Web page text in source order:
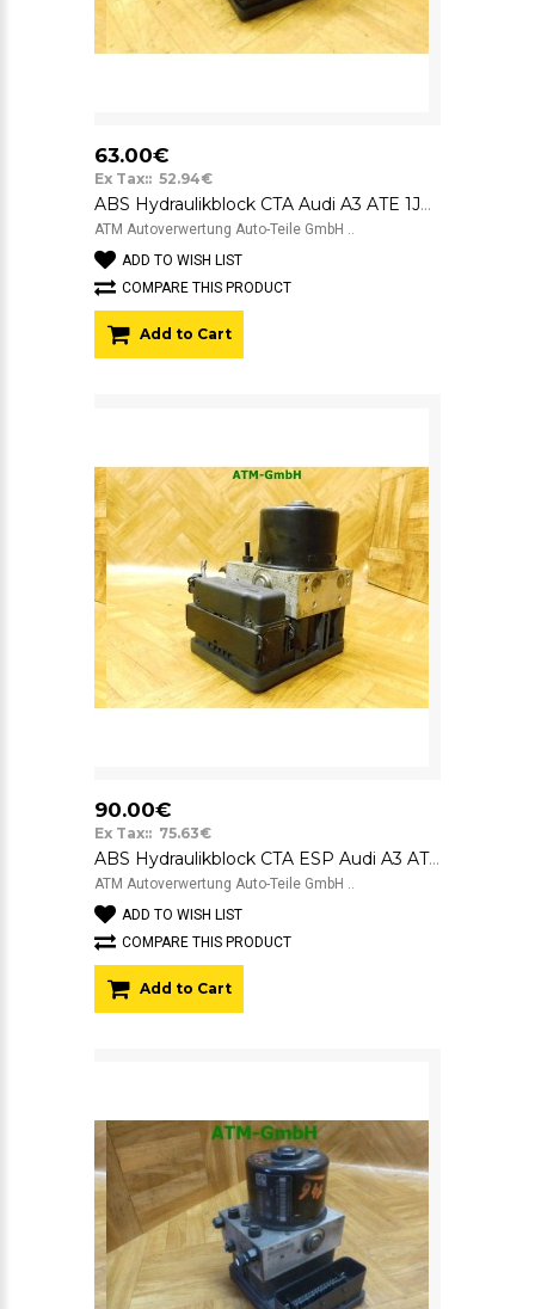
63.00€
Ex Tax:: 52.94€
ABS Hydraulikblock CTA Audi A3 ATE 1J0614117F 10.0206-0037.4
ATM Autoverwertung Auto-Teile GmbH ..
ADD TO WISH LIST
COMPARE THIS PRODUCT
Add to Cart
90.00€
Ex Tax:: 75.63€
ABS Hydraulikblock CTA ESP Audi A3 ATE 10.0206-0009.4 1J0614517E 1C0907379E
ATM Autoverwertung Auto-Teile GmbH ..
ADD TO WISH LIST
COMPARE THIS PRODUCT
Add to Cart